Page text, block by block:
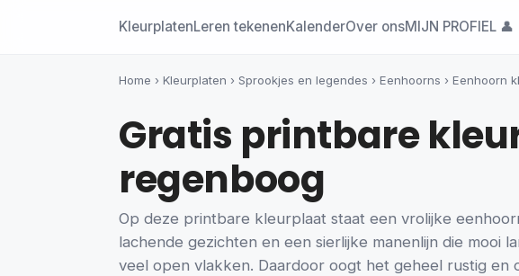
KleurplatenLeren tekenenKalenderOver onsMIJN PROFIEL 👤
Home › Kleurplaten › Sprookjes en legendes › Eenhoorns › Eenhoorn
Gratis printbare
regenboog
Op deze printbare kleurplaat staat een vrolijke
lachende gezichten en een sierlijke manenlijn die mooi
veel open vlakken. Daardoor oogt het geheel rustig